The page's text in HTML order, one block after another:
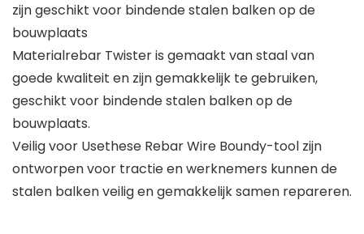
zijn geschikt voor bindende stalen balken op de
bouwplaats
Materialrebar Twister is gemaakt van staal van
goede kwaliteit en zijn gemakkelijk te gebruiken,
geschikt voor bindende stalen balken op de
bouwplaats.
Veilig voor Usethese Rebar Wire Boundy-tool zijn
ontworpen voor tractie en werknemers kunnen de
stalen balken veilig en gemakkelijk samen repareren.